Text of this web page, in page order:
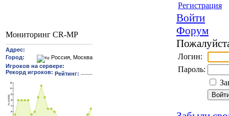
Мониторинг CR-MP
Регистрация
Войти
Форум
Логин:
Пароль: